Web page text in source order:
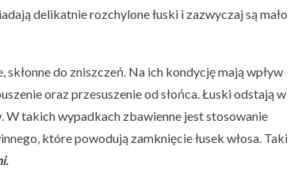
delikatnie rozchylone łuski i zazwyczaj są mało
skłonne do zniszczeń. Na ich kondycję mają wpływ
oraz przesuszenie od słońca. Łuski odstają w
takich wypadkach zbawienne jest stosowanie
które powodują zamknięcie łusek włosa. Taki